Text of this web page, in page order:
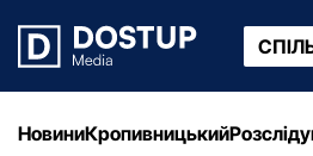
НовиниКропивницький